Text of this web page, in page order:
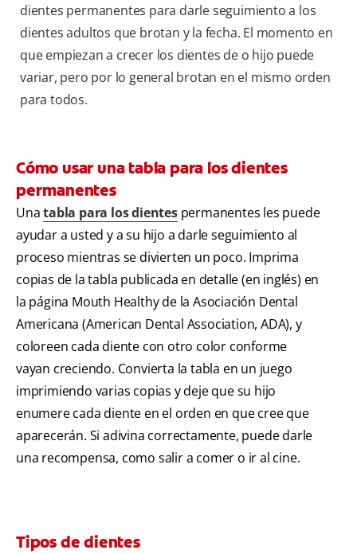
dientes permanentes para darle seguimiento a los
dientes adultos que brotan y la fecha. El momento en
que empiezan a crecer los dientes de o hijo puede
variar, pero por lo general brotan en el mismo orden
para todos.
Cómo usar una tabla para los dientes
permanentes
Unatabla para los dientespermanentes les puede
ayudar a usted y a su hijo a darle seguimiento al
proceso mientras se divierten un poco. Imprima
copias de la tabla publicada en detalle (en inglés) en
la página Mouth Healthy de la Asociación Dental
Americana (American Dental Association, ADA), y
coloreen cada diente con otro color conforme
vayan creciendo. Convierta la tabla en un juego
imprimiendo varias copias y deje que su hijo
enumere cada diente en el orden en que cree que
aparecerán. Si adivina correctamente, puede darle
una recompensa, como salir a comer o ir al cine.
Tipos de dientes